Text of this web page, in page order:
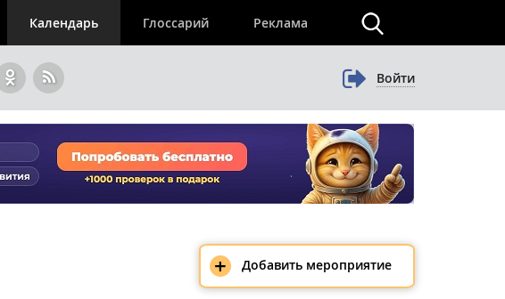
Календарь Глоссарий Реклама
Войти
+ Добавить мероприятие